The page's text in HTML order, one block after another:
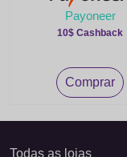
Payoneer
10$ Cashback
Comprar
Todas as lojas